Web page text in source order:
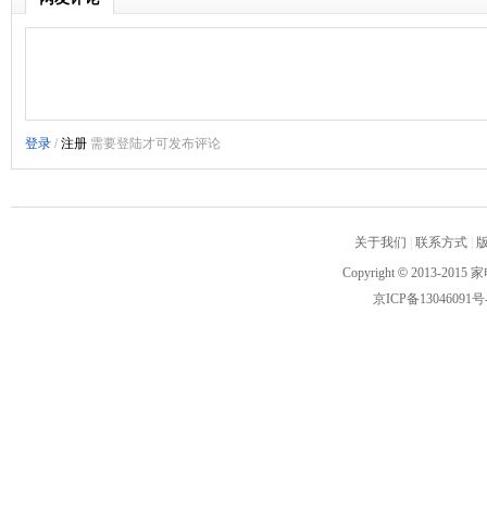
关于我们 联系方式
Copyright © 2013-2015
京ICP备13046091号